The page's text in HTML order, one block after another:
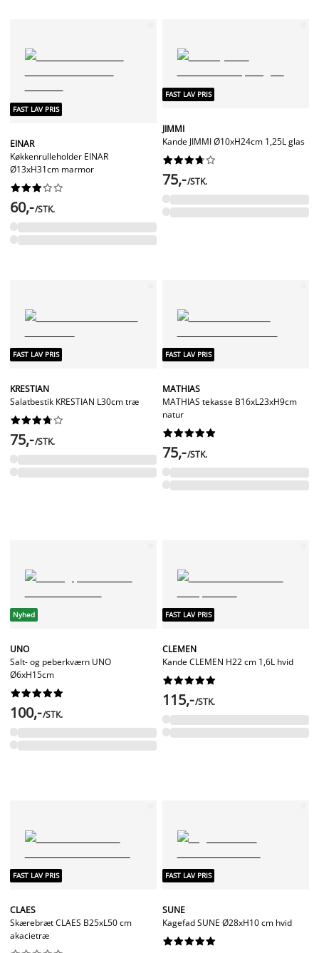
FAST LAV PRIS
EINAR
Køkkenrulleholder EINAR
Ø13xH31cm marmor






60,-/STK.
FAST LAV PRIS
JIMMI
Kande JIMMI Ø10xH24cm 1,25L glas






75,-/STK.
FAST LAV PRIS
KRESTIAN
Salatbestik KRESTIAN L30cm træ






75,-/STK.
FAST LAV PRIS
MATHIAS
MATHIAS tekasse B16xL23xH9cm
natur






75,-/STK.
Nyhed
UNO
Salt- og peberkværn UNO
Ø6xH15cm






100,-/STK.
FAST LAV PRIS
CLEMEN
Kande CLEMEN H22 cm 1,6L hvid






115,-/STK.
FAST LAV PRIS
CLAES
Skærebræt CLAES B25xL50 cm
akacietræ
FAST LAV PRIS
SUNE
Kagefad SUNE Ø28xH10 cm hvid





